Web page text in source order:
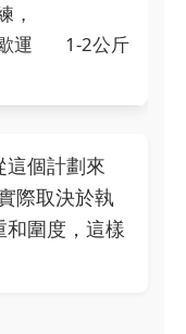
，
運
1-2公斤
這個計劃來
際取決於執
圍度，這樣